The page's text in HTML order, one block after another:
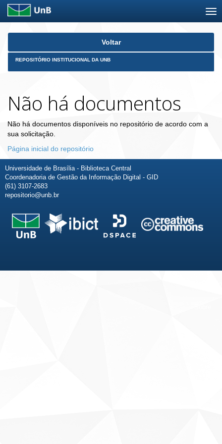
Skip
Voltar
REPOSITÓRIO INSTITUCIONAL DA UNB
Não há documentos
Não há documentos disponíveis no repositório de acordo com a
sua solicitação.
Página inicial do repositório
Universidade de Brasília - Biblioteca Central
Coordenadoria de Gestão da Informação Digital - GID
(61) 3107-2683
repositorio@unb.br